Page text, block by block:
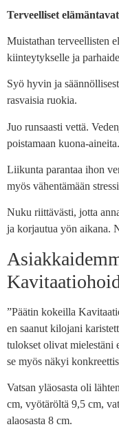
Terveelliset
Muistathan terveellisten
kiinteytykselle ja
Syö hyvin ja
rasvaisia ruokia.
Juo runsaasti vettä.
poistamaan kuona-aineita.
Liikunta parantaa ihon
myös vähentämään
Nuku riittävästi, jotta
ja korjautua yön aikana.
”Päätin kokeilla
en saanut kilojani
tulokset olivat mielestäni
se myös näkyi
Vatsan yläosasta oli
cm, vyötäröltä 9,5 cm,
alaosasta 8 cm.